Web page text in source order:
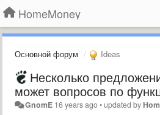
HomeMoney
Основной форум Ideas
Несколько
может вопросов по
GnomE 16 years ago•updated by